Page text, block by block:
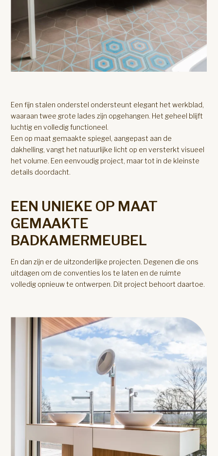
Een fijn stalen onderstel ondersteunt elegant het werkblad,
waaraan twee grote lades zijn opgehangen. Het geheel blijft
luchtig en volledig functioneel.
Een op maat gemaakte spiegel, aangepast aan de
dakhelling, vangt het natuurlijke licht op en versterkt visueel
het volume. Een eenvoudig project, maar tot in de kleinste
details doordacht.
EEN UNIEKE OP MAAT
GEMAAKTE
BADKAMERMEUBEL
En dan zijn er de uitzonderlijke projecten. Degenen die ons
uitdagen om de conventies los te laten en de ruimte
volledig opnieuw te ontwerpen. Dit project behoort daartoe.